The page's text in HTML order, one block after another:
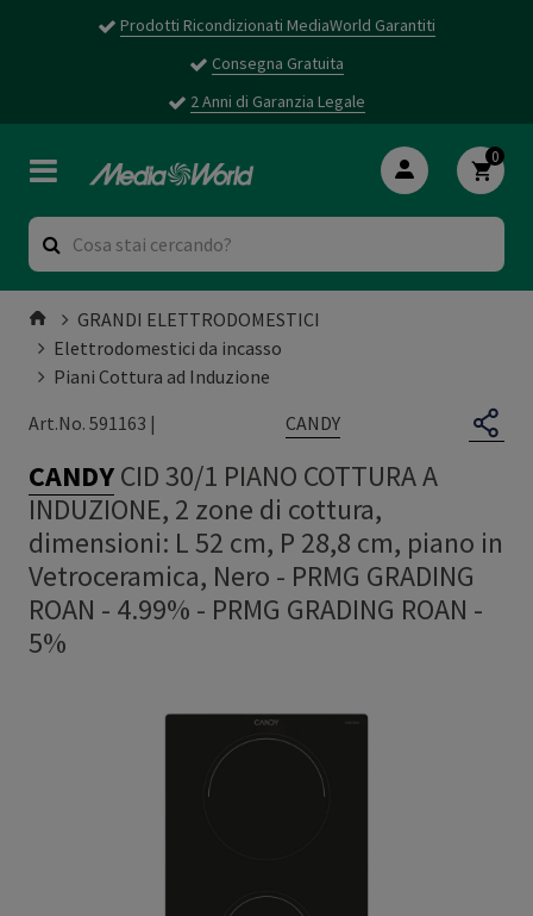
Prodotti Ricondizionati MediaWorld Garantiti
Consegna Gratuita
2 Anni di Garanzia Legale
0
GRANDI ELETTRODOMESTICI
Elettrodomestici da incasso
Piani Cottura ad Induzione
Art.No. 591163 |
CANDY
CANDYCID 30/1 PIANO COTTURA A
INDUZIONE, 2 zone di cottura,
dimensioni: L 52 cm, P 28,8 cm, piano in
Vetroceramica, Nero - PRMG GRADING
ROAN - 4.99% - PRMG GRADING ROAN -
5%